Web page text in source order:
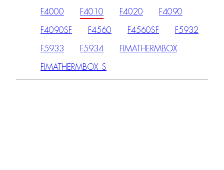
F4000 F4010 F4020 F4090
F4090SF F4560 F4560SF F5932
F5933 F5934 FIMATHERMBOX
FIMATHERMBOX_S